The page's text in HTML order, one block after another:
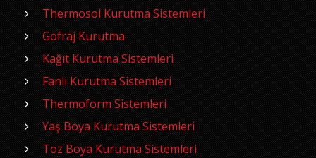
Thermosol Kurutma Sistemleri
Gofraj Kurutma
Kağıt Kurutma Sistemleri
Fanlı Kurutma Sistemleri
Thermoform Sistemleri
Yaş Boya Kurutma Sistemleri
Toz Boya Kurutma Sistemleri